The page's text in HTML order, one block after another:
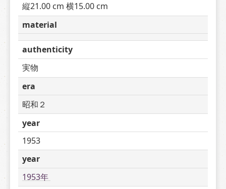
縦21.00 cm 横15.00 cm
material
authenticity
実物
era
昭和２
year
1953
year
1953年